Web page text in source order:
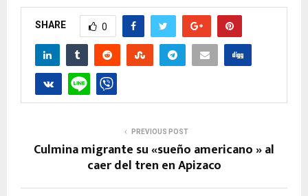
SHARE 0
PREVIOUS POST
Culmina migrante su «sueño americano » al
caer del tren en Apizaco